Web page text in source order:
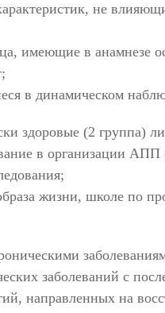
не
имеющие в анамнезе
в динамическом
здоровые (2 группа)
в организации АПП
жизни, школе по
заболеваний с
направленных на